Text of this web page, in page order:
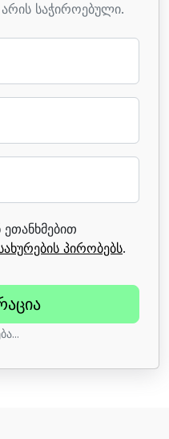
საჭიროებული.
პირობებს.